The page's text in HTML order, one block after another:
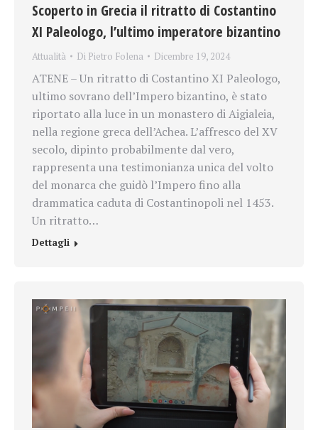
Scoperto in Grecia il ritratto di Costantino
XI Paleologo, l’ultimo imperatore bizantino
Attualità Di Pietro Folena Dicembre 19, 2024
ATENE – Un ritratto di Costantino XI Paleologo,
ultimo sovrano dell’Impero bizantino, è stato
riportato alla luce in un monastero di Aigialeia,
nella regione greca dell’Achea. L’affresco del XV
secolo, dipinto probabilmente dal vero,
rappresenta una testimonianza unica del volto
del monarca che guidò l’Impero fino alla
drammatica caduta di Costantinopoli nel 1453.
Un ritratto…
Dettagli